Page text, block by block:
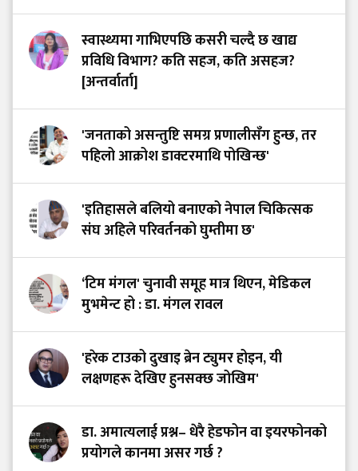
स्वास्थ्यमा गाभिएपछि कसरी चल्दै छ खाद्य
प्रविधि विभाग? कति सहज, कति असहज?
[अन्तर्वार्ता]
'जनताको असन्तुष्टि समग्र प्रणालीसँग हुन्छ, तर
पहिलो आक्रोश डाक्टरमाथि पोखिन्छ'
'इतिहासले बलियो बनाएको नेपाल चिकित्सक
संघ अहिले परिवर्तनको घुम्तीमा छ'
‘टिम मंगल' चुनावी समूह मात्र थिएन, मेडिकल
मुभमेन्ट हो : डा. मंगल रावल
'हरेक टाउको दुखाइ ब्रेन ट्युमर होइन, यी
लक्षणहरू देखिए हुनसक्छ जोखिम'
डा. अमात्यलाई प्रश्न– धेरै हेडफोन वा इयरफोनको
प्रयोगले कानमा असर गर्छ ?